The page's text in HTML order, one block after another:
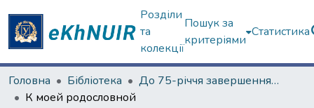
Розділи
та
колекції
Пошук за
критеріями
Статистика
Головна Бібліотека
До 75-річчя завершення Другої світової війни
К моей родословной